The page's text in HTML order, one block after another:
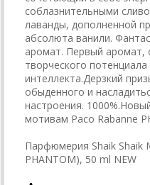
соблазнительными
лаванды, дополненной
абсолюта ванили.
аромат. Первый аромат,
творческого
интеллекта.Дерзкий
обыденного и
настроения.
мотивам Paco Rabanne
Парфюмерия Shaik Shaik
PHANTOM), 50 ml NEW